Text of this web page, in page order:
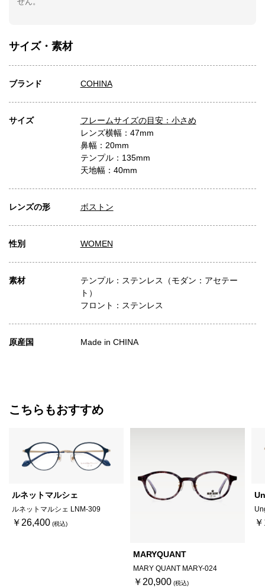
サイズ・素材
ブランド COHINA
サイズ
フレームサイズの目安：小さめ
レンズ横幅：47mm
鼻幅：20mm
テンプル：135mm
天地幅：40mm
レンズの形 ボストン
性別 WOMEN
素材
テンプル：ステンレス（モダン：アセテー
ト）
フロント：ステンレス
原産国 Made in CHINA
こちらもおすすめ
ルネットマルシェ
ルネットマルシェ LNM-309
￥26,400
MARYQUANT
MARY QUANT MARY-024
￥20,900